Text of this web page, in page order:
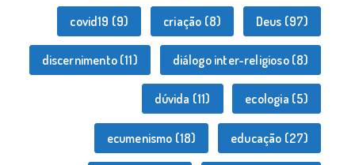
covid19 (9) criação (8) Deus (97)
discernimento(11) diálogo inter-religioso(8)
dúvida (11) ecologia (5)
ecumenismo (18) educação (27)